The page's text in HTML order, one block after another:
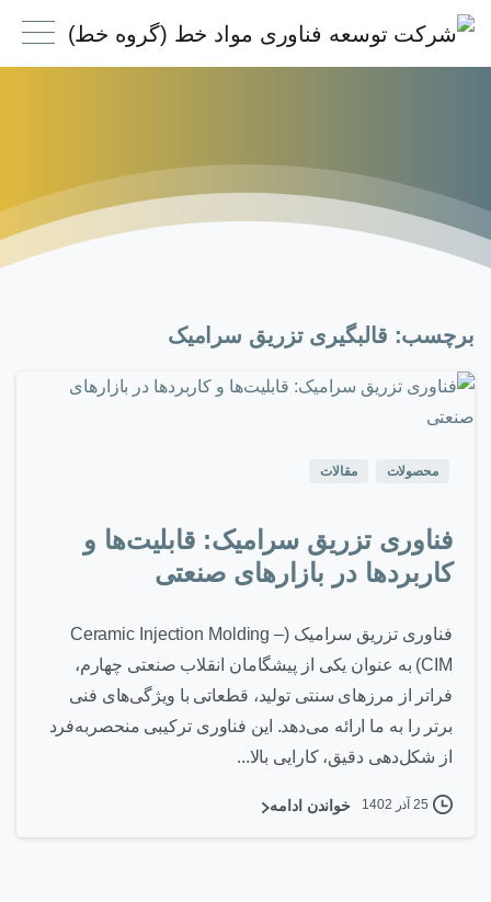
برچسب: قالبگیری تزریق سرامیک
0
محصولات مقالات
فناوری تزریق سرامیک: قابلیت‌ها و
کاربردها در بازارهای صنعتی
فناوری تزریق سرامیک (Ceramic Injection Molding –
CIM) به عنوان یکی از پیشگامان انقلاب صنعتی چهارم،
فراتر از مرزهای سنتی تولید، قطعاتی با ویژگی‌های فنی
برتر را به ما ارائه می‌دهد. این فناوری ترکیبی منحصربه‌فرد
از شکل‌دهی دقیق، کارایی بالا...
25 آذر 1402 خواندن ادامه